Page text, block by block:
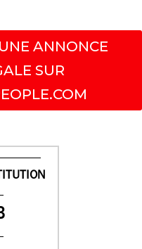
ANNONCE
SUR